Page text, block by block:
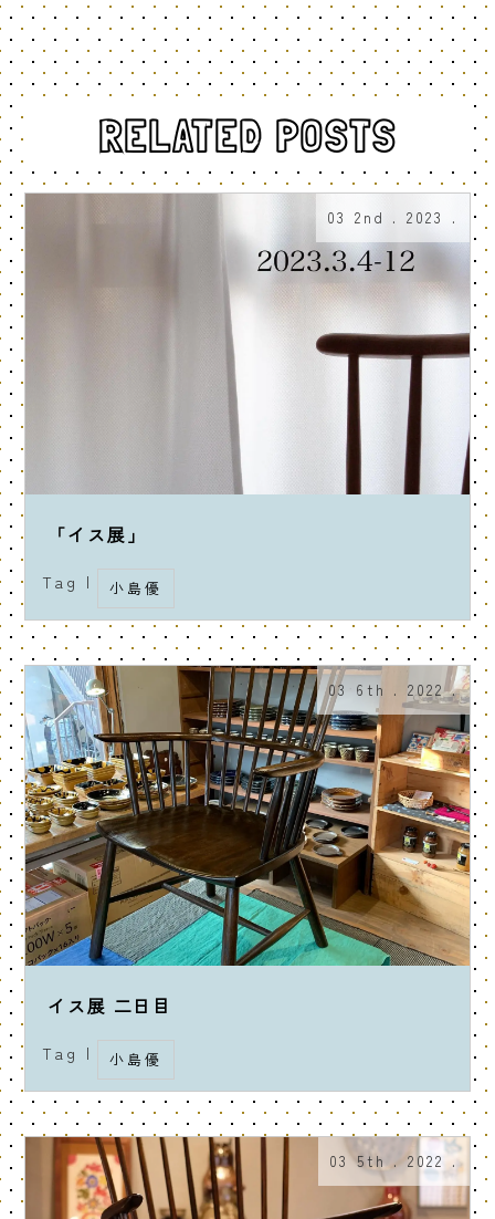
RELATED POSTS
03 2nd . 2023 .
「イス展」
Tag | 小島優
03 6th . 2022 .
イス展 二日目
Tag | 小島優
03 5th . 2022 .